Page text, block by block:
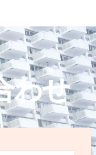
わせ